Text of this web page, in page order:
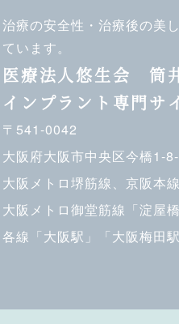
治療の安全性・治療後の美
ています。
医療法人悠生会 筒
インプラント専門サ
〒541-0042
大阪府大阪市中央区今橋1-
大阪メトロ堺筋線、京阪本
大阪メトロ御堂筋線「淀屋
各線「大阪駅」「大阪梅田